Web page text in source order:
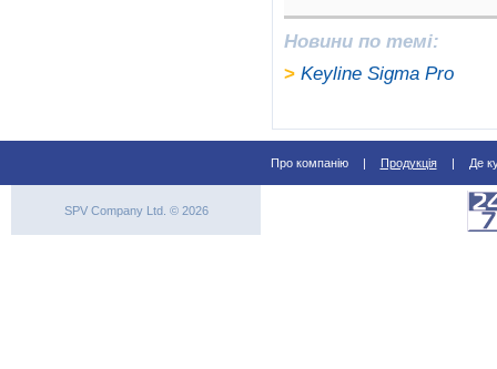
Новини по темі:
> Keyline Sigma Pro
Про компанію Продукція Де
SPV Company Ltd. © 2026